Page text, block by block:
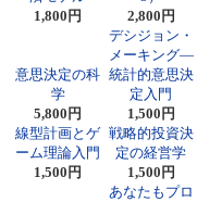
1,800円
2,800円
意思決定の科
学
5,800円
デシジョン・
メーキング―
統計的意思決
定入門
1,500円
線型計画とゲ
ーム理論入門
1,500円
戦略的投資決
定の経営学
1,500円
あなたもプロ